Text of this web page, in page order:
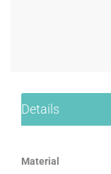
Details
Material